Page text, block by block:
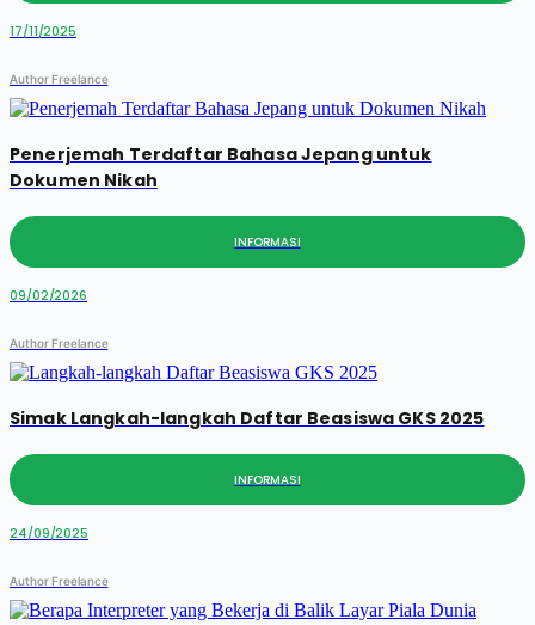
17/11/2025
Author Freelance
Penerjemah Terdaftar Bahasa Jepang untuk
Dokumen Nikah
INFORMASI
09/02/2026
Author Freelance
Simak Langkah-langkah Daftar Beasiswa GKS 2025
INFORMASI
24/09/2025
Author Freelance